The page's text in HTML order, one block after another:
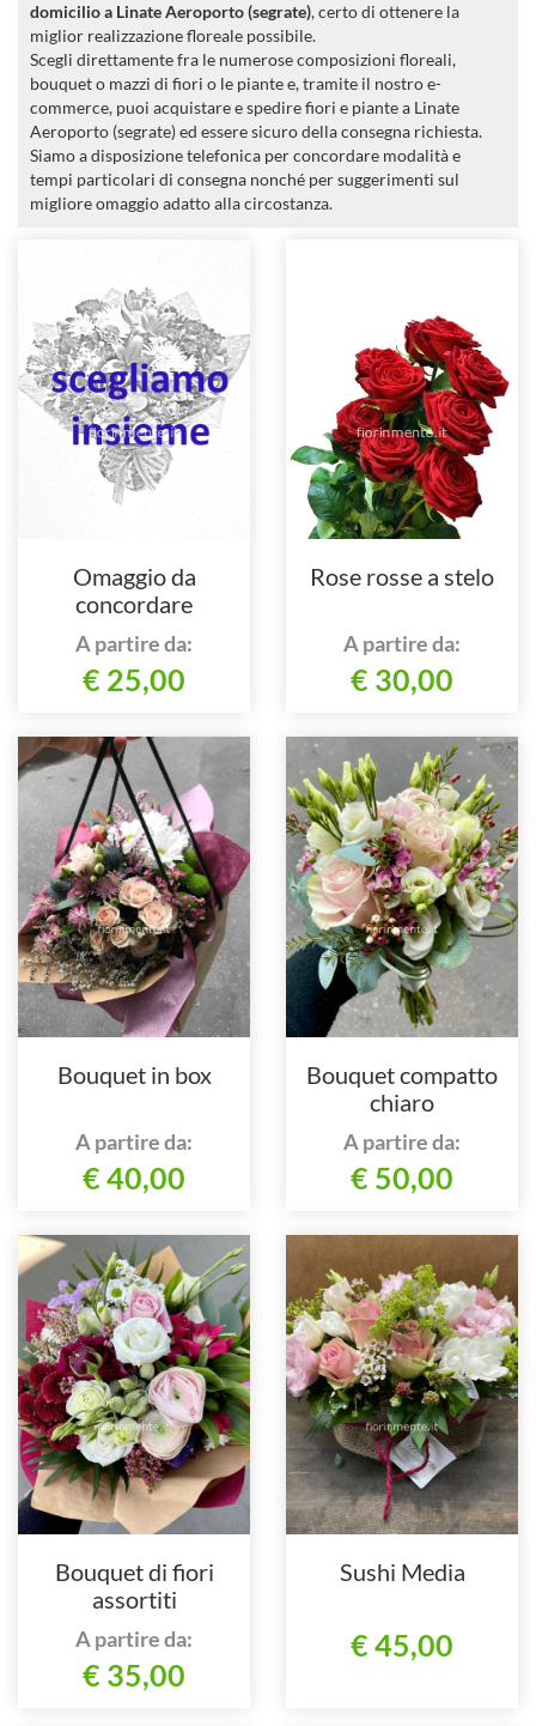
domicilio a Linate Aeroporto (segrate), certo di ottenere la
miglior realizzazione floreale possibile.
Scegli direttamente fra le numerose composizioni floreali,
bouquet o mazzi di fiori o le piante e, tramite il nostro e-
commerce, puoi acquistare e spedire fiori e piante a Linate
Aeroporto (segrate) ed essere sicuro della consegna richiesta.
Siamo a disposizione telefonica per concordare modalità e
tempi particolari di consegna nonché per suggerimenti sul
migliore omaggio adatto alla circostanza.
Omaggio da
concordare
telefonicamente in
base al tuo gusto e
stile.
A partire da:
€ 25,00
Rose rosse a stelo
A partire da:
€ 30,00
Bouquet in box
A partire da:
€ 40,00
Bouquet compatto
chiaro
A partire da:
€ 50,00
Bouquet di fiori
assortiti
A partire da:
€ 35,00
Sushi Media
€ 45,00